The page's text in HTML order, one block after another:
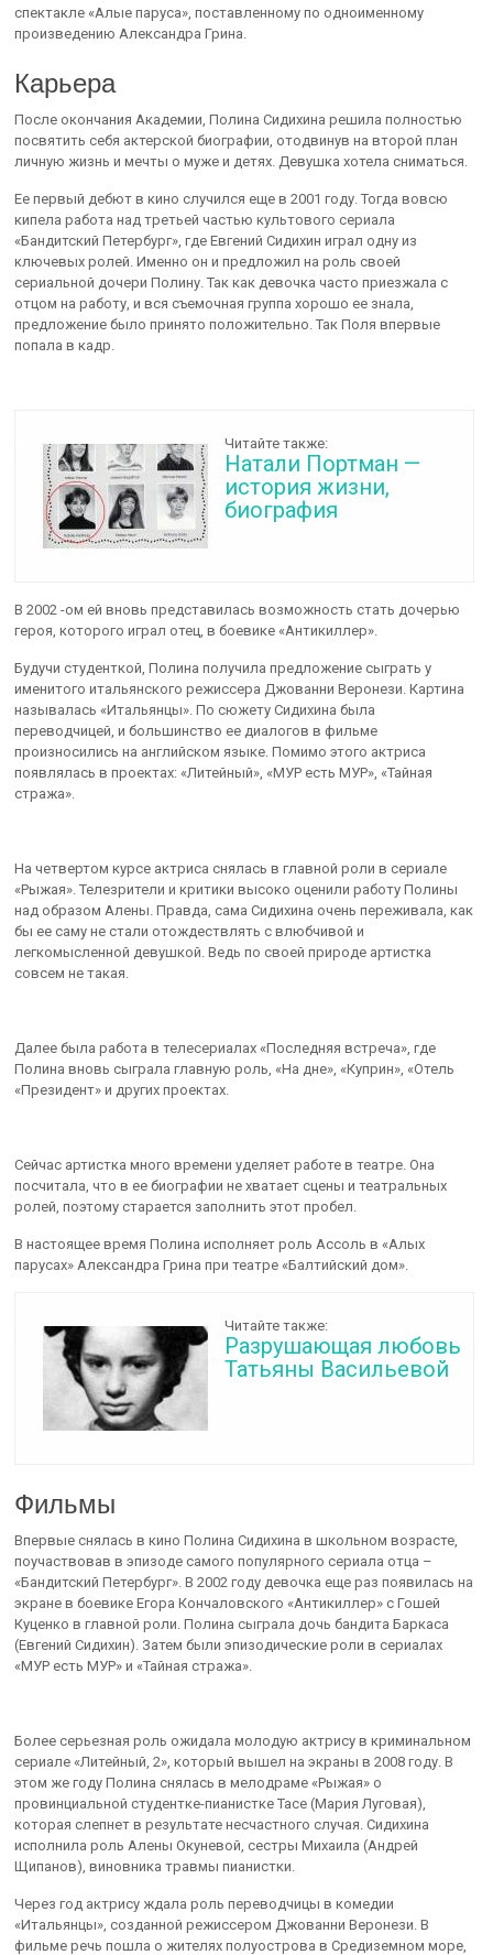
спектакле «Алые паруса», поставленному по одноименному
произведению Александра Грина.
Карьера
После окончания Академии, Полина Сидихина решила полностью
посвятить себя актерской биографии, отодвинув на второй план
личную жизнь и мечты о муже и детях. Девушка хотела сниматься.
Ее первый дебют в кино случился еще в 2001 году. Тогда вовсю
кипела работа над третьей частью культового сериала
«Бандитский Петербург», где Евгений Сидихин играл одну из
ключевых ролей. Именно он и предложил на роль своей
сериальной дочери Полину. Так как девочка часто приезжала с
отцом на работу, и вся съемочная группа хорошо ее знала,
предложение было принято положительно. Так Поля впервые
попала в кадр.
Читайте также:
Натали Портман —
история жизни,
биография
В 2002 -ом ей вновь представилась возможность стать дочерью
героя, которого играл отец, в боевике «Антикиллер».
Будучи студенткой, Полина получила предложение сыграть у
именитого итальянского режиссера Джованни Веронези. Картина
называлась «Итальянцы». По сюжету Сидихина была
переводчицей, и большинство ее диалогов в фильме
произносились на английском языке. Помимо этого актриса
появлялась в проектах: «Литейный», «МУР есть МУР», «Тайная
стража».
На четвертом курсе актриса снялась в главной роли в сериале
«Рыжая». Телезрители и критики высоко оценили работу Полины
над образом Алены. Правда, сама Сидихина очень переживала, как
бы ее саму не стали отождествлять с влюбчивой и
легкомысленной девушкой. Ведь по своей природе артистка
совсем не такая.
Далее была работа в телесериалах «Последняя встреча», где
Полина вновь сыграла главную роль, «На дне», «Куприн», «Отель
«Президент» и других проектах.
Сейчас артистка много времени уделяет работе в театре. Она
посчитала, что в ее биографии не хватает сцены и театральных
ролей, поэтому старается заполнить этот пробел.
В настоящее время Полина исполняет роль Ассоль в «Алых
парусах» Александра Грина при театре «Балтийский дом».
Читайте также:
Разрушающая любовь
Татьяны Васильевой
Фильмы
Впервые снялась в кино Полина Сидихина в школьном возрасте,
поучаствовав в эпизоде самого популярного сериала отца –
«Бандитский Петербург». В 2002 году девочка еще раз появилась на
экране в боевике Егора Кончаловского «Антикиллер» с Гошей
Куценко в главной роли. Полина сыграла дочь бандита Баркаса
(Евгений Сидихин). Затем были эпизодические роли в сериалах
«МУР есть МУР» и «Тайная стража».
Более серьезная роль ожидала молодую актрису в криминальном
сериале «Литейный, 2», который вышел на экраны в 2008 году. В
этом же году Полина снялась в мелодраме «Рыжая» о
провинциальной студентке-пианистке Тасе (Мария Луговая),
которая слепнет в результате несчастного случая. Сидихина
исполнила роль Алены Окуневой, сестры Михаила (Андрей
Щипанов), виновника травмы пианистки.
Через год актрису ждала роль переводчицы в комедии
«Итальянцы», созданной режиссером Джованни Веронези. В
фильме речь пошла о жителях полуострова в Средиземном море,